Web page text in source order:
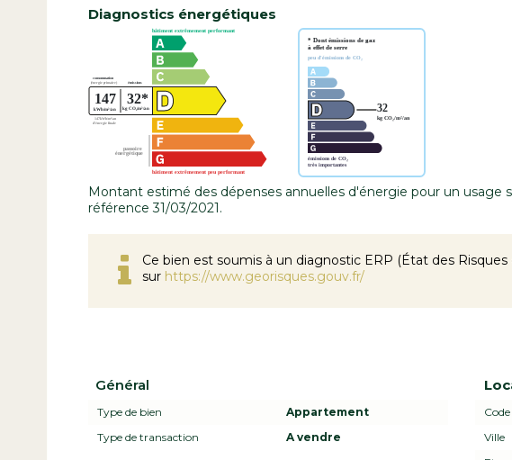
Diagnostics énergétiques
Montant estimé des dépenses annuelles d'énergie pour un usage
référence 31/03/2021.
Ce bien est soumis à un diagnostic ERP (État des
sur https://www.georisques.gouv.fr/
Général
Type de bien
Appartement
Type de transaction
A vendre
Ville